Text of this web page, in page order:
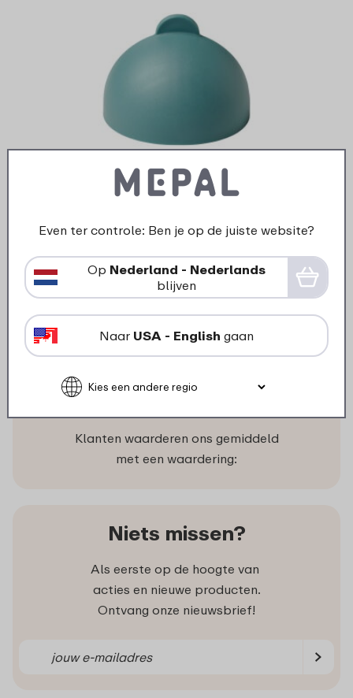
turquoise
269 In winkelmand
Wat klanten zeggen
Klanten waarderen ons gemiddeld
met een waardering:
Niets missen?
Als eerste op de hoogte van
acties en nieuwe producten.
Ontvang onze nieuwsbrief!
Even ter controle: Ben je op de juiste website?
Op Nederland - Nederlands
blijven
Naar USA - English gaan